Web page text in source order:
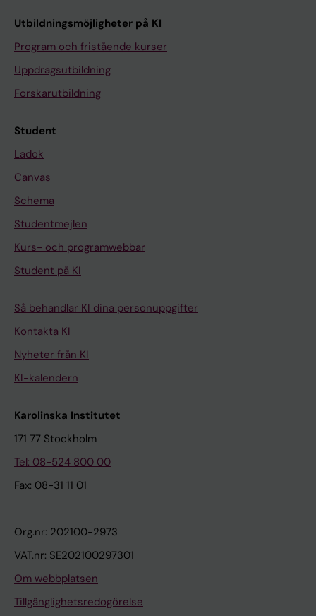
Utbildningsmöjligheter på KI
Program och fristående kurser
Uppdragsutbildning
Forskarutbildning
Student
Ladok
Canvas
Schema
Studentmejlen
Kurs- och programwebbar
Student på KI
Så behandlar KI dina personuppgifter
Kontakta KI
Nyheter från KI
KI-kalendern
Karolinska Institutet
171 77 Stockholm
Tel: 08-524 800 00
Fax: 08-31 11 01
Org.nr: 202100-2973
VAT.nr: SE202100297301
Om webbplatsen
Tillgänglighetsredogörelse